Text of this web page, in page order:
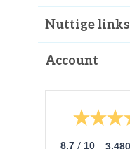
Nuttige links
Account
8.7 / 10